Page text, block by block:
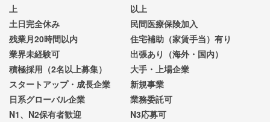
上
以上
土日完全休み
民間医療保険加入
残業月20時間以内
住宅補助（家賃手当）有り
業界未経験可
出張あり（海外・国内）
積極採用（2名以上募集）
大手・上場企業
スタートアップ・成長企業
新規事業
日系グローバル企業
業務委託可
N1、N2保有者歓迎
N3応募可